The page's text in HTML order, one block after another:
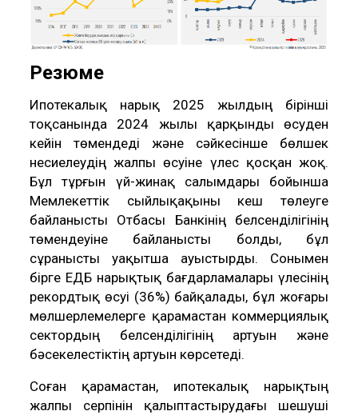
Резюме
Ипотекалық нарық 2025 жылдың бірінші
тоқсанында 2024 жылы қарқынды өсуден
кейін төмендеді және сәйкесінше бөлшек
несиелеудің жалпы өсуіне үлес қосқан жоқ.
Бұл тұрғын үй-жинақ салымдары бойынша
Мемлекеттік сыйлықақыны кеш төлеуге
байланысты Отбасы Банкінің белсенділігінің
төмендеуіне байланысты болды, бұл
сұранысты уақытша ауыстырды. Сонымен
бірге ЕДБ нарықтық бағдарламалары үлесінің
рекордтық өсуі (36%) байқалады, бұл жоғары
мөлшерлемелерге қарамастан коммерциялық
сектордың белсенділігінің артуын және
бәсекелестіктің артуын көрсетеді.
Соған қарамастан, ипотекалық нарықтың
жалпы серпінін қалыптастырудағы шешуші